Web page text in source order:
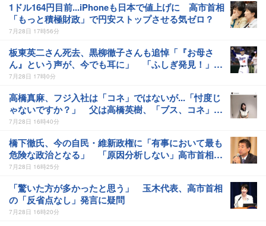
1ドル164円目前...iPhoneも日本で値上げに 高市首相
「もっと積極財政」で円安ストップさせる気ゼロ？
7月28日 17時56分
板東英二さん死去、黒柳徹子さんも追悼「『お母さ
ん』という声が、今でも耳に」 「ふしぎ発見！」で
長年共演
7月28日 17時0分
高橋真麻、フジ入社は「コネ」ではないが...「忖度じ
ゃないですか？」 父は高橋英樹、「ブス、コネ」叩
かれた過去も
7月28日 16時40分
橋下徹氏、今の自民・維新政権に「有事において最も
危険な政治となる」 「原因分析しない」高市首相の
答弁めぐり批判
7月28日 16時25分
「驚いた方が多かったと思う」 玉木代表、高市首相
の「反省点なし」発言に疑問
7月28日 16時20分